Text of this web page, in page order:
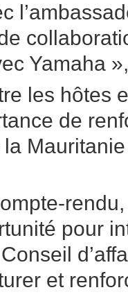
Yamaha
les hôtes
de
pour
et